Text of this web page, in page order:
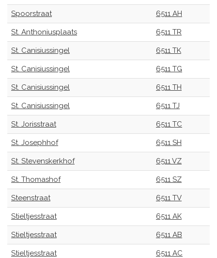
Spoorstraat 6511 AH
St. Anthoniusplaats 6511 TR
St. Canisiussingel 6511 TK
St. Canisiussingel 6511 TG
St. Canisiussingel 6511 TH
St. Canisiussingel 6511 TJ
St. Jorisstraat 6511 TC
St. Josephhof 6511 SH
St. Stevenskerkhof 6511 VZ
St. Thomashof 6511 SZ
Steenstraat 6511 TV
Stieltjesstraat 6511 AK
Stieltjesstraat 6511 AB
Stieltjesstraat 6511 AC